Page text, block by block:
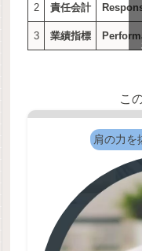
2 責任会計
3 業績指標
こ
肩の力を